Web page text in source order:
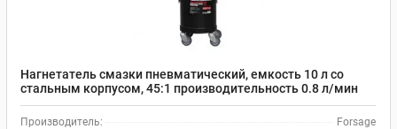
Нагнетатель смазки пневматический, емкость 10 л со
стальным корпусом, 45:1 производительность 0.8 л/мин
Forsage F-HG-68012
Производитель:
Forsage